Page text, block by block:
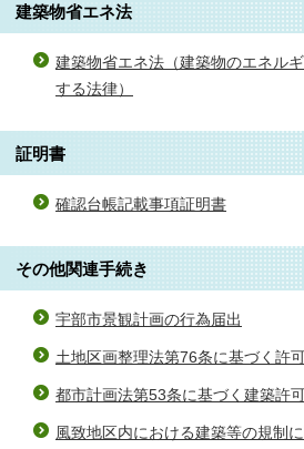
建築物省エネ法
建築物省エネ法（建築物のエネル
する法律）
証明書
確認台帳記載事項証明書
その他関連手続き
宇部市景観計画の行為届出
土地区画整理法第76条に基づく許
都市計画法第53条に基づく建築許
風致地区内における建築等の規制